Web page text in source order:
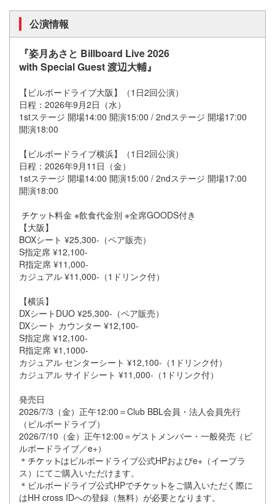
公演情報
『姿月あさと Billboard Live 2026
with Special Guest 渡辺大輔』
【ビルボードライブ大阪】（1日2回公演）
日程：2026年9月2日（水）
1stステージ 開場14:00 開演15:00 / 2ndステージ 開場17:00
開演18:00
【ビルボードライブ横浜】（1日2回公演）
日程：2026年9月11日（金）
1stステージ 開場14:00 開演15:00 / 2ndステージ 開場17:00
開演18:00
料金 ※飲食代金別 ※全席GOODS付き
【大阪】
BOXシート ¥25,300-（ペア販売）
S指定席 ¥12,100-
R指定席 ¥11,000-
カジュアル ¥11,000-（1ドリンク付）
【横浜】
DXシートDUO ¥25,300-（ペア販売）
DXシート カウンター ¥12,100-
S指定席 ¥12,100-
R指定席 ¥1,1000-
カジュアル センターシート ¥12,100-（1ドリンク付）
カジュアル サイドシート ¥11,000-（1ドリンク付）
発売日
2026/7/3（金）正午12:00＝Club BBL会員・法人会員先行
（ビルボードライブ）
2026/7/10（金）正午12:00＝ゲストメンバー・一般発売（ビ
ルボードライブ／e+）
＊
はビルボードライブ公式HPおよびe+（イープラ
ス）にてご購入いただけます。
＊ビルボードライブ公式HPで
をご購入いただく際に
はHH cross IDへの登録（無料）が必要となります。